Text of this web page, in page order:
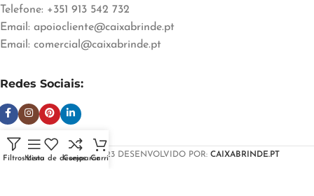
Telefone: +351 913 542 732
Email: apoiocliente@caixabrinde.pt
Email: comercial@caixabrinde.pt
Redes Sociais:
CAIXABRINDE 2023 DESENVOLVIDO POR: CAIXABRINDE.PT
FiltrosMenu
Lista de desejos
CompararCarrinho